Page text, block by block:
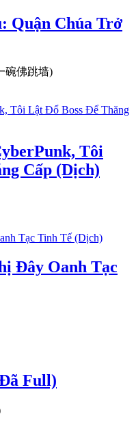
Quận Chúa Trở
碗佛跳墙)
Tôi
Cấp (Dịch)
Đây Oanh Tạc
Full)